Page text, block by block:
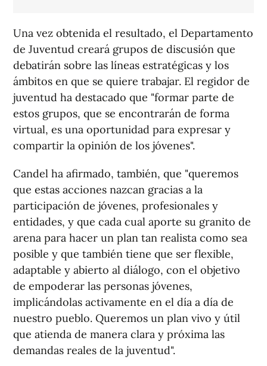
Una vez obtenida el resultado, el Departamento
de Juventud creará grupos de discusión que
debatirán sobre las líneas estratégicas y los
ámbitos en que se quiere trabajar. El regidor de
juventud ha destacado que "formar parte de
estos grupos, que se encontrarán de forma
virtual, es una oportunidad para expresar y
compartir la opinión de los jóvenes".
Candel ha afirmado, también, que "queremos
que estas acciones nazcan gracias a la
participación de jóvenes, profesionales y
entidades, y que cada cual aporte su granito de
arena para hacer un plan tan realista como sea
posible y que también tiene que ser flexible,
adaptable y abierto al diálogo, con el objetivo
de empoderar las personas jóvenes,
implicándolas activamente en el día a día de
nuestro pueblo. Queremos un plan vivo y útil
que atienda de manera clara y próxima las
demandas reales de la juventud".